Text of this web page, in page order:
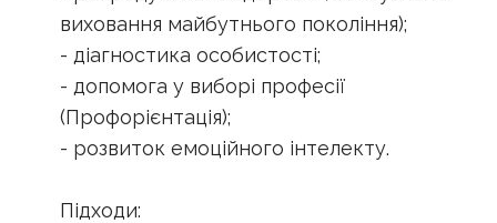
виховання майбутнього покоління);
- діагностика особистості;
- допомога у виборі професії
(Профорієнтація);
- розвиток емоційного інтелекту.
Підходи: